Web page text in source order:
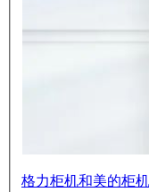
格力柜机和美的柜